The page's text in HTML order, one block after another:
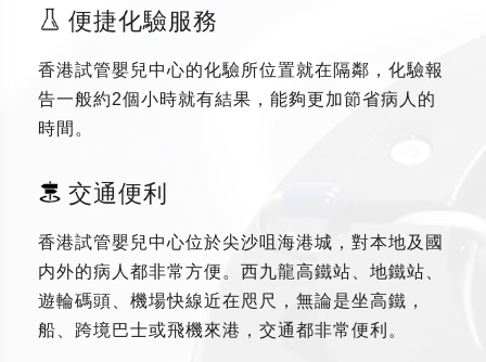
便捷化驗服務
香港試管嬰兒中心的化驗所位置就在隔鄰，化驗報
告一般約2個小時就有結果，能夠更加節省病人的
時間。
交通便利
香港試管嬰兒中心位於尖沙咀海港城，對本地及國
内外的病人都非常方便。西九龍高鐵站、地鐵站、
遊輪碼頭、機場快線近在咫尺，無論是坐高鐵，
船、跨境巴士或飛機來港，交通都非常便利。